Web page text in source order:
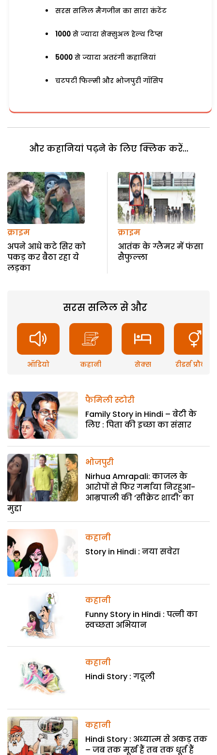
सरस सलिल मैगजीन का सारा कंटेंट
1000 से ज्यादा सेक्सुअल हेल्थ टिप्स
5000 से ज्यादा अतरंगी कहानियां
चटपटी फिल्मी और भोजपुरी गॉसिप
और कहानियां पढ़ने के लिए क्लिक करें...
क्राइम
अपने आधे कटे सिर को
पकड़ कर बैठा रहा ये
लड़का
क्राइम
आतंक के ग्लैमर में फंसा
सैफुल्ला
सरस सलिल से और
ऑडियो कहानी सेक्स रीडर्स प्रौब्लम
फैमिली स्टोरी
Family Story in Hindi – बेटी के
लिए : पिता की इच्छा का संसार
भोजपुरी
Nirhua Amrapali: काजल के
आरोपों से फिर गर्माया निरहुआ-
आम्रपाली की ‘सीक्रेट शादी’ का
मुद्दा
कहानी
Story in Hindi : नया सवेरा
कहानी
Funny Story in Hindi : पत्नी का
स्वच्छता अभियान
कहानी
Hindi Story : गदूली
कहानी
Hindi Story : अध्यात्म से अकड़ तक
– जब तक मूर्ख हैं तब तक धूर्त हैं